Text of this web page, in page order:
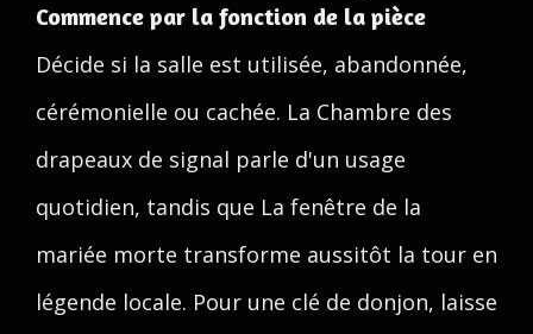
Commence par la fonction de la pièce
Décide si la salle est utilisée, abandonnée,
cérémonielle ou cachée. La Chambre des
drapeaux de signal parle d'un usage
quotidien, tandis que La fenêtre de la
mariée morte transforme aussitôt la tour en
légende locale. Pour une clé de donjon, laisse